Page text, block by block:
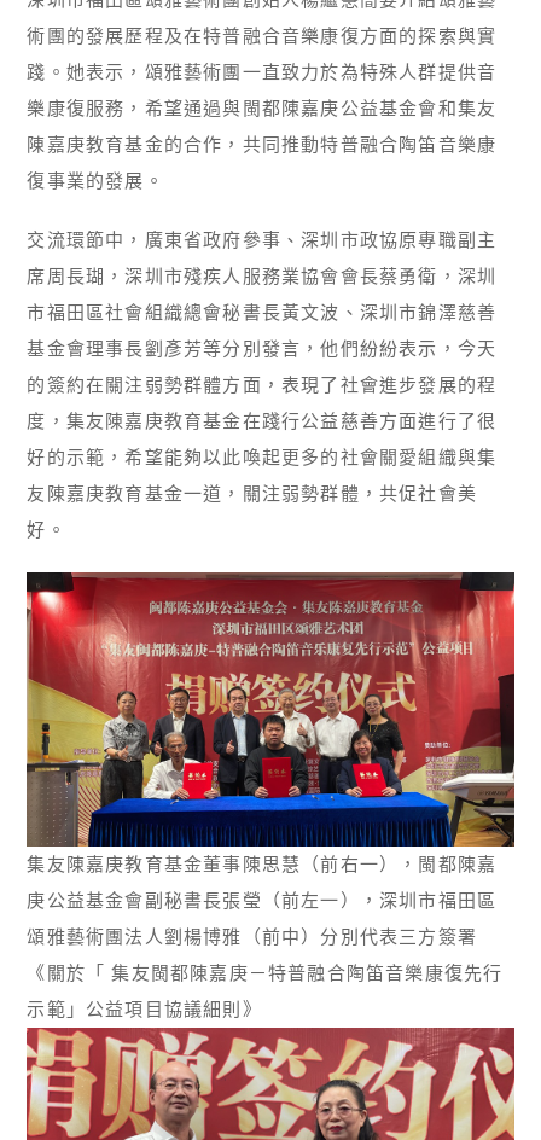
術團的發展歷程及在特普融合音樂康復方面的探索與實
踐。她表示，頌雅藝術團一直致力於為特殊人群提供音
樂康復服務，希望通過與閩都陳嘉庚公益基金會和集友
陳嘉庚教育基金的合作，共同推動特普融合陶笛音樂康
復事業的發展。
交流環節中，廣東省政府參事、深圳市政協原專職副主
席周長瑚，深圳市殘疾人服務業協會會長蔡勇衛，深圳
市福田區社會組織總會秘書長黃文波、深圳市錦澤慈善
基金會理事長劉彥芳等分別發言，他們紛紛表示，今天
的簽約在關注弱勢群體方面，表現了社會進步發展的程
度，集友陳嘉庚教育基金在踐行公益慈善方面進行了很
好的示範，希望能夠以此喚起更多的社會關愛組織與集
友陳嘉庚教育基金一道，關注弱勢群體，共促社會美
好。
集友陳嘉庚教育基金董事陳思慧（前右一），閩都陳嘉
庚公益基金會副秘書長張瑩（前左一），深圳市福田區
頌雅藝術團法人劉楊博雅（前中）分別代表三方簽署
《關於「 集友閩都陳嘉庚－特普融合陶笛音樂康復先行
示範」公益項目協議細則》